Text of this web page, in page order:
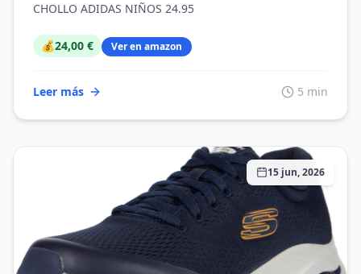
CHOLLO ADIDAS NIÑOS 24.95
💰24,00 € Ver en amazon
Leer más 5 min
15 jun, 2026